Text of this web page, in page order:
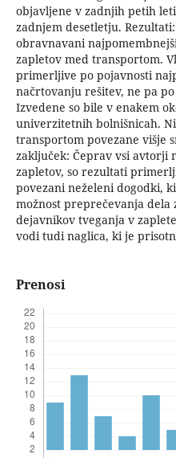
objavljene v zadnjih petih
zadnjem desetletju.
obravnavani
zapletov med transportom.
primerljive po pojavnosti
načrtovanju rešitev, ne pa
Izvedene so bile v enakem
univerzitetnih bolnišnicah.
transportom povezane višje
zaključek: Čeprav vsi avtorji
zapletov, so rezultati
povezani neželeni dogodki,
možnost preprečevanja dela
dejavnikov tveganja v
vodi tudi naglica, ki je
Prenosi